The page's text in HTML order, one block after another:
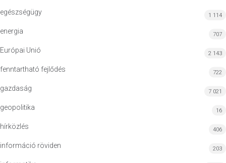
egészségügy 1 114
energia 707
Európai Unió 2 143
fenntartható fejlődés 722
gazdaság 7 021
geopolitika 16
hírközlés 406
információ röviden 203